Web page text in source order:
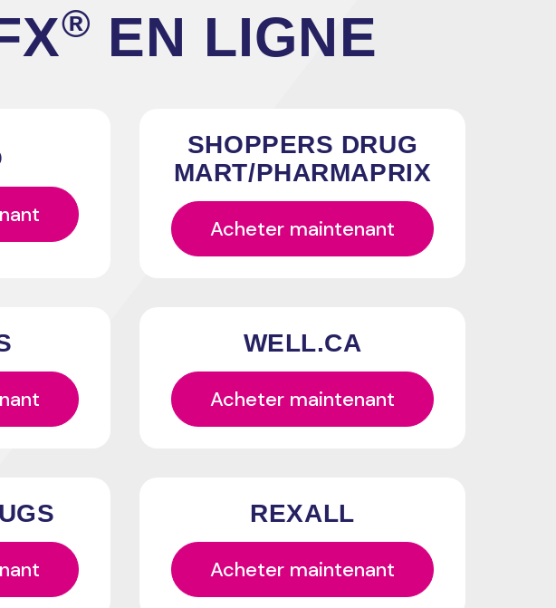
® EN LIGNE
SHOPPERS DRUG
MART/PHARMAPRIX
Acheter maintenant
WELL.CA
Acheter maintenant
REXALL
Acheter maintenant